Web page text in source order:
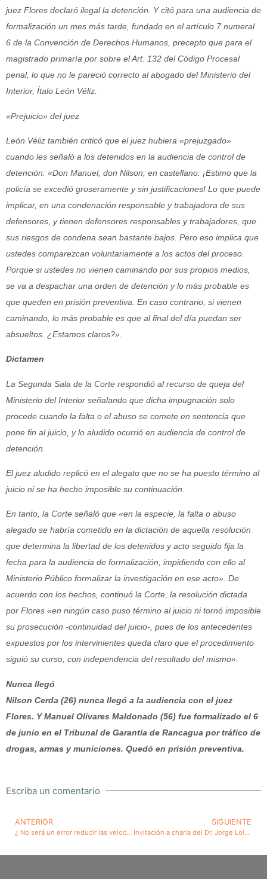
juez Flores declaró ilegal la detención. Y citó para una audiencia de
formalización un mes más tarde, fundado en el artículo 7 numeral
6 de la Convención de Derechos Humanos, precepto que para el
magistrado primaría por sobre el Art. 132 del Código Procesal
penal, lo que no le pareció correcto al abogado del Ministerio del
Interior, Ítalo León Véliz.
«Prejuicio» del juez
León Véliz también criticó que el juez hubiera «prejuzgado»
cuando les señaló a los detenidos en la audiencia de control de
detención: «Don Manuel, don Nilson, en castellano: ¡Estimo que la
policía se excedió groseramente y sin justificaciones! Lo que puede
implicar, en una condenación responsable y trabajadora de sus
defensores, y tienen defensores responsables y trabajadores, que
sus riesgos de condena sean bastante bajos. Pero eso implica que
ustedes comparezcan voluntariamente a los actos del proceso.
Porque si ustedes no vienen caminando por sus propios medios,
se va a despachar una orden de detención y lo más probable es
que queden en prisión preventiva. En caso contrario, si vienen
caminando, lo más probable es que al final del día puedan ser
absueltos. ¿Estamos claros?».
Dictamen
La Segunda Sala de la Corte respondió al recurso de queja del
Ministerio del Interior señalando que dicha impugnación solo
procede cuando la falta o el abuso se comete en sentencia que
pone fin al juicio, y lo aludido ocurrió en audiencia de control de
detención.
El juez aludido replicó en el alegato que no se ha puesto término al
juicio ni se ha hecho imposible su continuación.
En tanto, la Corte señaló que «en la especie, la falta o abuso
alegado se habría cometido en la dictación de aquella resolución
que determina la libertad de los detenidos y acto seguido fija la
fecha para la audiencia de formalización, impidiendo con ello al
Ministerio Público formalizar la investigación en ese acto». De
acuerdo con los hechos, continuó la Corte, la resolución dictada
por Flores «en ningún caso puso término al juicio ni tornó imposible
su prosecución -continuidad del juicio-, pues de los antecedentes
expuestos por los intervinientes queda claro que el procedimiento
siguió su curso, con independencia del resultado del mismo».
Nunca llegó
Nilson Cerda (26) nunca llegó a la audiencia con el juez
Flores. Y Manuel Olivares Maldonado (56) fue formalizado el 6
de junio en el Tribunal de Garantía de Rancagua por tráfico de
drogas, armas y municiones. Quedó en prisión preventiva.
Escriba un comentario
ANTERIOR
¿ No será un error reducir las velocidades máximas actuales a los vehículos en Santiago cuando no existe capacidad para controlar las existentes ?
SIGUIENTE
Invitación a charla del Dr. Jorge Lolas T, sobre Síndrome Premenstrual Severo